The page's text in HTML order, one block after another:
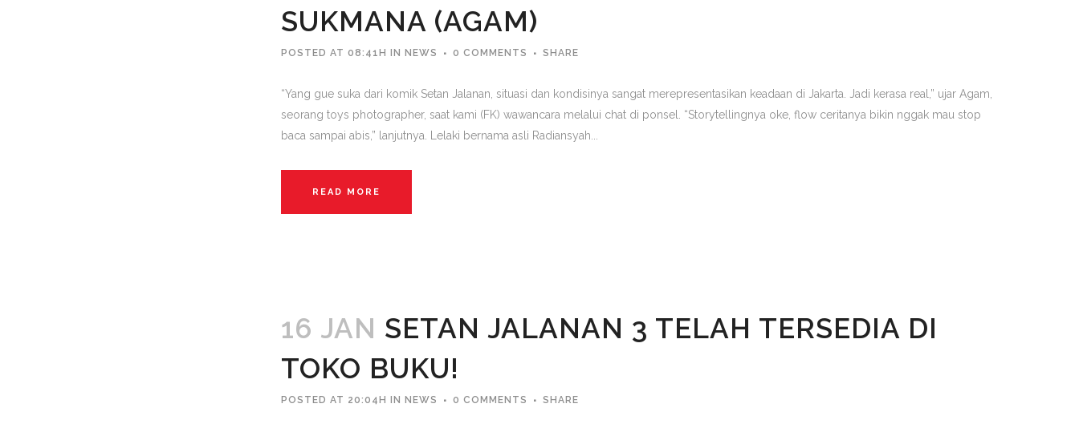
SUKMANA (AGAM)
POSTED AT 08:41H IN NEWS 0 COMMENTS SHARE
“Yang gue suka dari komik Setan Jalanan, situasi dan kondisinya sangat merepresentasikan keadaan di Jakarta. Jadi kerasa real,” ujar Agam,
seorang toys photographer, saat kami (FK) wawancara melalui chat di ponsel. “Storytellingnya oke, flow ceritanya bikin nggak mau stop
baca sampai abis,” lanjutnya. Lelaki bernama asli Radiansyah...
READ MORE
16 JAN SETAN JALANAN 3 TELAH TERSEDIA DI
TOKO BUKU!
POSTED AT 20:04H IN NEWS 0 COMMENTS SHARE